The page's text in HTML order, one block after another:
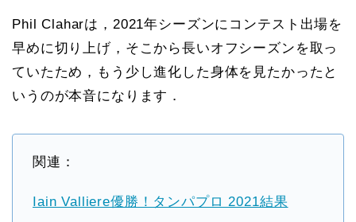
Phil Claharは，2021年シーズンにコンテスト出場を
早めに切り上げ，そこから長いオフシーズンを取っ
ていたため，もう少し進化した身体を見たかったと
いうのが本音になります．
関連：
Iain Valliere優勝！タンパプロ 2021結果